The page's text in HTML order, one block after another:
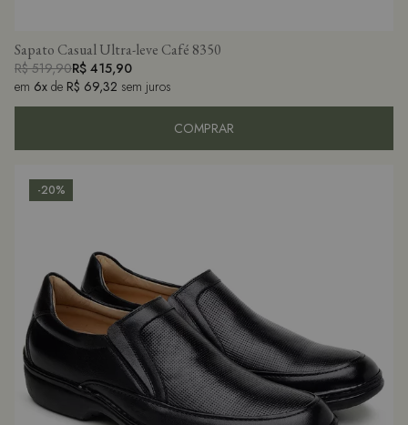
Sapato Casual Ultra-leve Café 8350
R$ 519,90R$ 415,90
em 6x de R$ 69,32 sem juros
COMPRAR
-20%